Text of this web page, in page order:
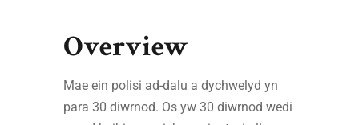
Overview
Mae ein polisi ad-dalu a dychwelyd yn
para 30 diwrnod. Os yw 30 diwrnod wedi